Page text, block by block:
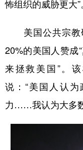
怖组织的威胁更大”
美国公共宗教研
20%的美国人赞成
来拯救美国”。
说：“美国人认
力……我认为大多